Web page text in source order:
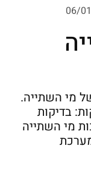
06/
מי השתייה.
בדיקות
מי השתייה